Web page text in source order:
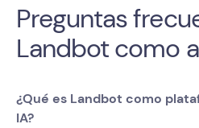
Preguntas
Landbot como
¿Qué es Landbot como
IA?